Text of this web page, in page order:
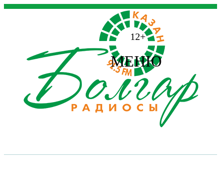
12+
МЕНЮ